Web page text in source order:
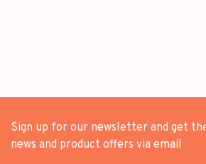
Sign up for our newsletter and get
news and product offers via email